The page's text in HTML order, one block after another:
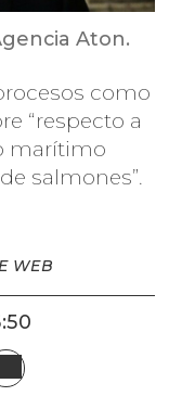
Aton.
como
“respecto a
marítimo
salmones”.
WEB